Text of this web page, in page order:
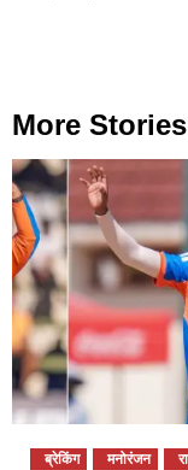
More Stories
ब्रेकिंग मनोरंजन